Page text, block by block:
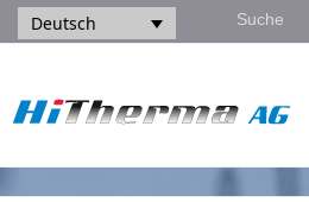
Deutsch Search